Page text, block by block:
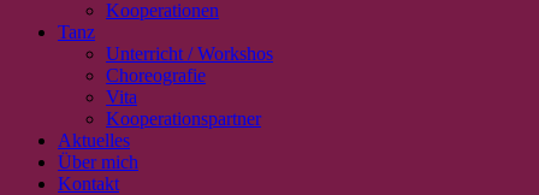
Kooperationen
Tanz
Unterricht / Workshos
Choreografie
Vita
Kooperationspartner
Aktuelles
Über mich
Kontakt